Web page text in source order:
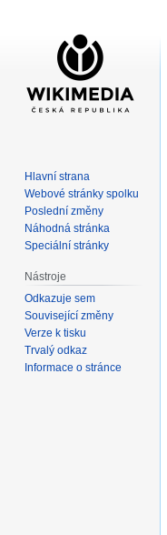
Hlavní strana
Webové stránky spolku
Poslední změny
Náhodná stránka
Speciální stránky
Nástroje
Odkazuje sem
Související změny
Verze k tisku
Trvalý odkaz
Informace o stránce